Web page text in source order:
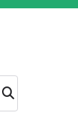
Szuk
aj